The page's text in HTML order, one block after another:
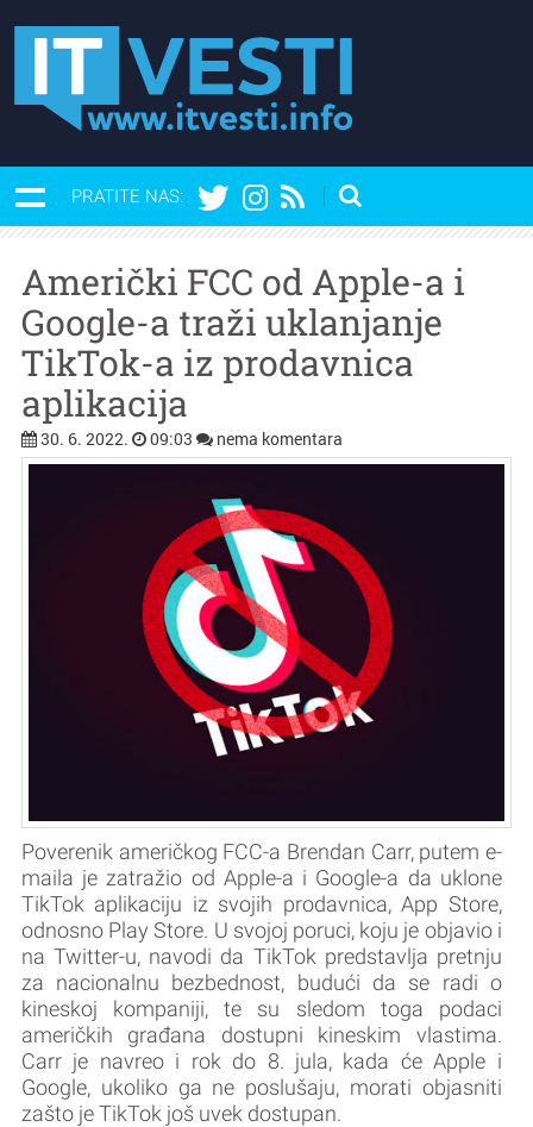
PRATITE NAS:
Američki FCC od Apple-a i
Google-a traži uklanjanje
TikTok-a iz prodavnica
aplikacija
30. 6. 2022. 09:03 nema komentara
Poverenik američkog FCC-a Brendan Carr, putem e-
maila je zatražio od Apple-a i Google-a da uklone
TikTok aplikaciju iz svojih prodavnica, App Store,
odnosno Play Store. U svojoj poruci, koju je objavio i
na Twitter-u, navodi da TikTok predstavlja pretnju
za nacionalnu bezbednost, budući da se radi o
kineskoj kompaniji, te su sledom toga podaci
američkih građana dostupni kineskim vlastima.
Carr je navreo i rok do 8. jula, kada će Apple i
Google, ukoliko ga ne poslušaju, morati objasniti
zašto je TikTok još uvek dostupan.